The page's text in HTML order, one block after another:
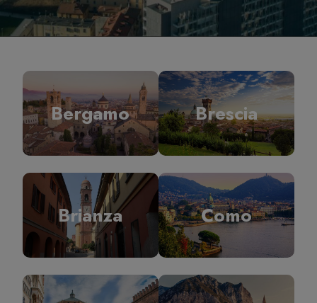
Bergamo Brescia
Brianza Como